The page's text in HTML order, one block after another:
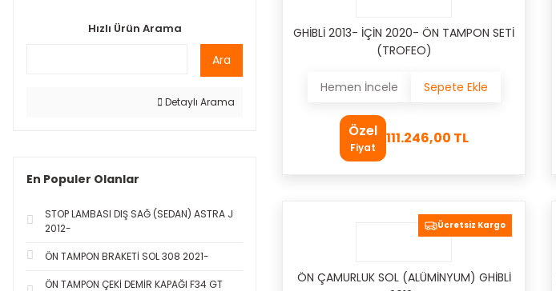
Hızlı Ürün Arama
Ara
Detaylı Arama
En Populer Olanlar
STOP LAMBASI DIŞ SAĞ (SEDAN) ASTRA J
2012-
ÖN TAMPON BRAKETİ SOL 308 2021-
ÖN TAMPON ÇEKİ DEMİR KAPAĞI F34 GT
GHİBLİ 2013- İÇİN 2020- ÖN TAMPON SETİ
(TROFEO)
Hemen İncele Sepete Ekle
Özel
Fiyat
111.246,00 TL
Ücretsiz Kargo
ÖN ÇAMURLUK SOL (ALÜMİNYUM) GHİBLİ